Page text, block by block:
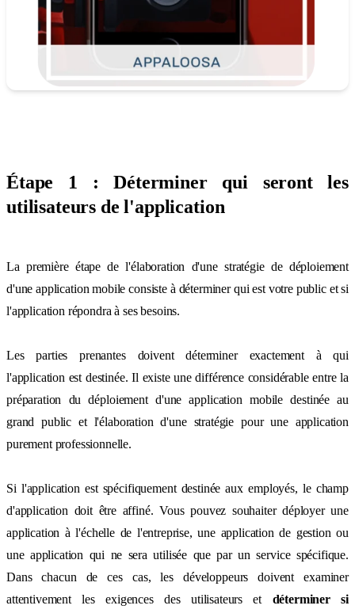
Étape 1 : Déterminer qui seront les
utilisateurs de l'application
La première étape de l'élaboration d'une stratégie de déploiement
d'une application mobile consiste à déterminer qui est votre public et si
l'application répondra à ses besoins.
Les parties prenantes doivent déterminer exactement à qui
l'application est destinée. Il existe une différence considérable entre la
préparation du déploiement d'une application mobile destinée au
grand public et l'élaboration d'une stratégie pour une application
purement professionnelle.
Si l'application est spécifiquement destinée aux employés, le champ
d'application doit être affiné. Vous pouvez souhaiter déployer une
application à l'échelle de l'entreprise, une application de gestion ou
une application qui ne sera utilisée que par un service spécifique.
Dans chacun de ces cas, les développeurs doivent examiner
attentivement les exigences des utilisateurs et déterminer si